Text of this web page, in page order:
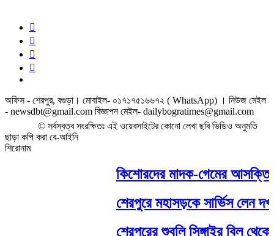
অফিস - শেরপুর, বগুড়া। মোবাইল- ০১৭১৭৫১৬৬৭২ ( WhatsApp) । নিউজ মেইল
- newsdbt@gmail.com বিজ্ঞাপন মেইল- dailybogratimes@gmail.com
© সর্বস্বত্ব সংরক্ষিতঃ এই ওয়েবসাইটের কোনো লেখা ছবি ভিডিও অনুমতি
ছাড়া কপি করা বে-আইনি
শিরোনাম
কিশোরদের মাদক-গেমের আসক্তি
শেরপুরে মহাসড়কে সার্ভিস লেন
শেরপুরের শুবলি সিঙ্গাইর বিল থেকে